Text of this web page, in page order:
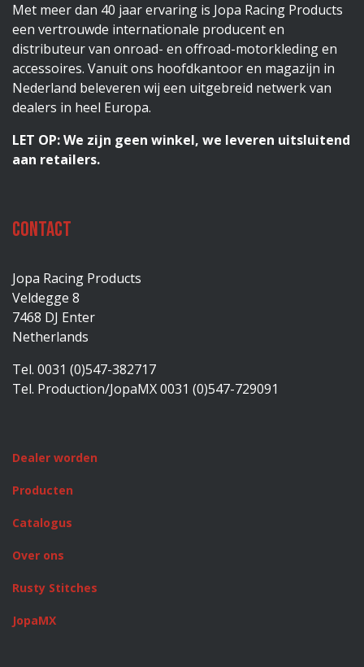
Met meer dan 40 jaar ervaring is Jopa Racing Products
een vertrouwde internationale producent en
distributeur van onroad- en offroad-motorkleding en
accessoires. Vanuit ons hoofdkantoor en magazijn in
Nederland beleveren wij een uitgebreid netwerk van
dealers in heel Europa.
LET OP: We zijn geen winkel, we leveren uitsluitend
aan retailers.
Contact
Jopa Racing Products
Veldegge 8
7468 DJ Enter
Netherlands
Tel. 0031 (0)547-382717
Tel. Production/JopaMX 0031 (0)547-729091
Dealer worden
Producten
Catalogus
Over ons
Rusty Stitches
JopaMX